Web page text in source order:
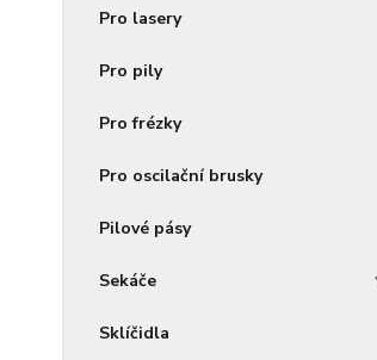
Pro lasery
Pro pily
Pro frézky
Pro oscilační brusky
Pilové pásy
Sekáče
Sklíčidla